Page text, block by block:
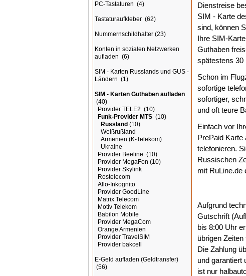
PC-Tastaturen (4)
Tastaturaufkleber (62)
Nummernschildhalter (23)
Konten in sozialen Netzwerken
aufladen (6)
SIM - Karten Russlands und GUS -
Ländern (1)
SIM - Karten Guthaben aufladen
(40)
Provider TELE2 (10)
Funk-Provider MTS (10)
Russland (10)
Weißrußland
Armenien (K-Telekom)
Ukraine
Provider Beeline (10)
Provider MegaFon (10)
Provider Skylink
Rostelecom
Allo-Inkognito
Provider GoodLine
Matrix Telecom
Motiv Telekom
Babilon Mobile
Provider MegaCom
Orange Armenien
Provider TravelSIM
Provider bakcell
E-Geld aufladen (Geldtransfer)
(56)
Dienstreise
SIM - Karte
sind, können
Ihre SIM-
Guthaben
spätestens 30
Schon im
sofortige
sofortiger,
und oft teure
Einfach vor
PrePaid Karte
telefonieren.
Russischen
mit RuLine.de
Aufgrund
Gutschrift
bis 8:00 Uhr
übrigen
Die Zahlung
und garantiert
ist nur